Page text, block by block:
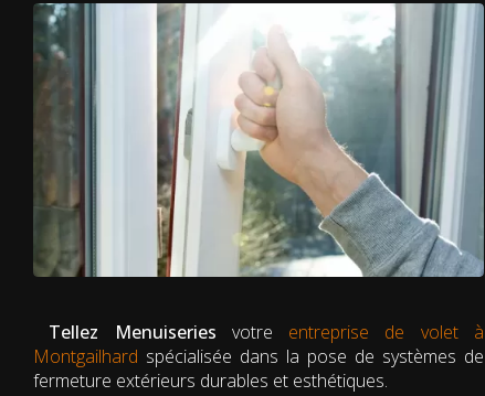
Tellez Menuiseries votre entreprise de volet à
Montgailhard spécialisée dans la pose de systèmes de
fermeture extérieurs durables et esthétiques.